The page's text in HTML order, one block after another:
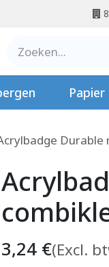
Papier
3,24 €(Excl.